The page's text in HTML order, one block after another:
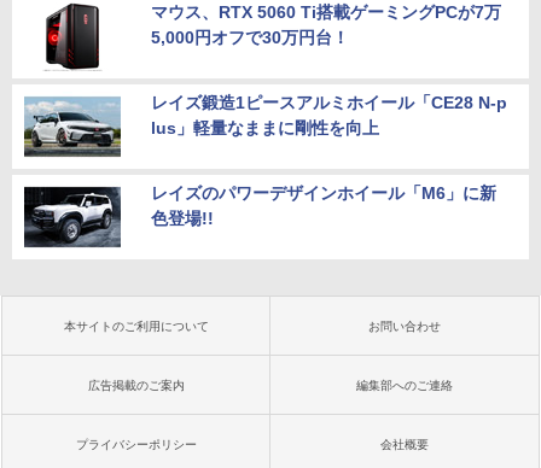
マウス、RTX 5060 Ti搭載ゲーミングPCが7万
5,000円オフで30万円台！
レイズ鍛造1ピースアルミホイール「CE28 N-p
lus」軽量なままに剛性を向上
レイズのパワーデザインホイール「M6」に新
色登場!!
本サイトのご利用について お問い合わせ
広告掲載のご案内 編集部へのご連絡
プライバシーポリシー 会社概要